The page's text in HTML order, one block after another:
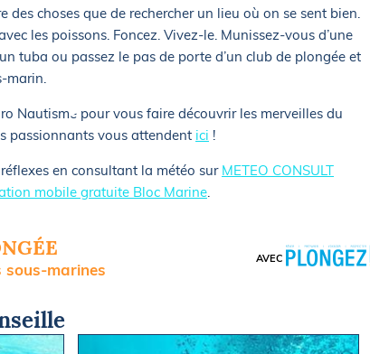
des choses que de rechercher un lieu où on se sent bien.
les poissons. Foncez. Vivez-le. Munissez-vous d’une
tuba ou passez le pas de porte d’un club de plongée et
marin.
Nautisme pour vous faire découvrir les merveilles du
passionnants vous attendent ici !
en consultant la météo sur METEO CONSULT
mobile gratuite Bloc Marine.
sous-marines
AVEC